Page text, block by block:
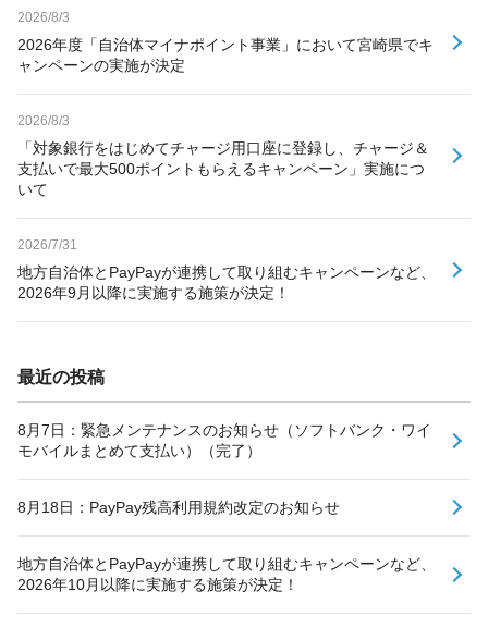
2026/8/3
2026年度「自治体マイナポイント事業」において宮崎県でキ
ャンペーンの実施が決定
2026/8/3
「対象銀行をはじめてチャージ用口座に登録し、チャージ＆
支払いで最大500ポイントもらえるキャンペーン」実施につ
いて
2026/7/31
地方自治体とPayPayが連携して取り組むキャンペーンなど、
2026年9月以降に実施する施策が決定！
最近の投稿
8月7日：緊急メンテナンスのお知らせ（ソフトバンク・ワイ
モバイルまとめて支払い）（完了）
8月18日：PayPay残高利用規約改定のお知らせ
地方自治体とPayPayが連携して取り組むキャンペーンなど、
2026年10月以降に実施する施策が決定！